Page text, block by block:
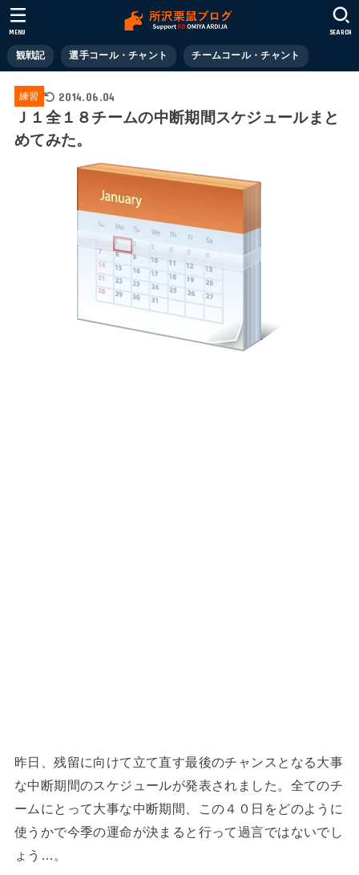
観戦記 選手コール・チャント チームコール・チャント
SEARCH
MENU
練習 2014.06.04
Ｊ１全１８チームの中断期間スケジュールまと
めてみた。
昨日、残留に向けて立て直す最後のチャンスとなる大事
な中断期間のスケジュールが発表されました。全てのチ
ームにとって大事な中断期間、この４０日をどのように
使うかで今季の運命が決まると行って過言ではないでし
ょう…。